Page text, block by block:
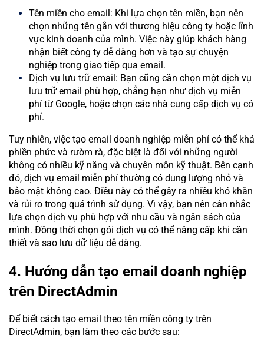
Tên miền cho email: Khi lựa chọn tên miền, bạn nên
chọn những tên gắn với thương hiệu công ty hoặc lĩnh
vực kinh doanh của mình. Việc này giúp khách hàng
nhận biết công ty dễ dàng hơn và tạo sự chuyện
nghiệp trong giao tiếp qua email.
Dịch vụ lưu trữ email: Bạn cũng cần chọn một dịch vụ
lưu trữ email phù hợp, chẳng hạn như dịch vụ miễn
phí từ Google, hoặc chọn các nhà cung cấp dịch vụ có
phí.
Tuy nhiên, việc tạo email doanh nghiệp miễn phí có thể khá
phiền phức và rườm rà, đặc biệt là đối với những người
không có nhiều kỹ năng và chuyên môn kỹ thuật. Bên cạnh
đó, dịch vụ email miễn phí thường có dung lượng nhỏ và
bảo mật không cao. Điều này có thể gây ra nhiều khó khăn
và rủi ro trong quá trình sử dụng. Vì vậy, bạn nên cân nhắc
lựa chọn dịch vụ phù hợp với nhu cầu và ngân sách của
mình. Đồng thời chọn gói dịch vụ có thể nâng cấp khi cần
thiết và sao lưu dữ liệu dễ dàng.
4. Hướng dẫn tạo email doanh nghiệp
trên DirectAdmin
Để biết cách tạo email theo tên miền công ty trên
DirectAdmin, bạn làm theo các bước sau: